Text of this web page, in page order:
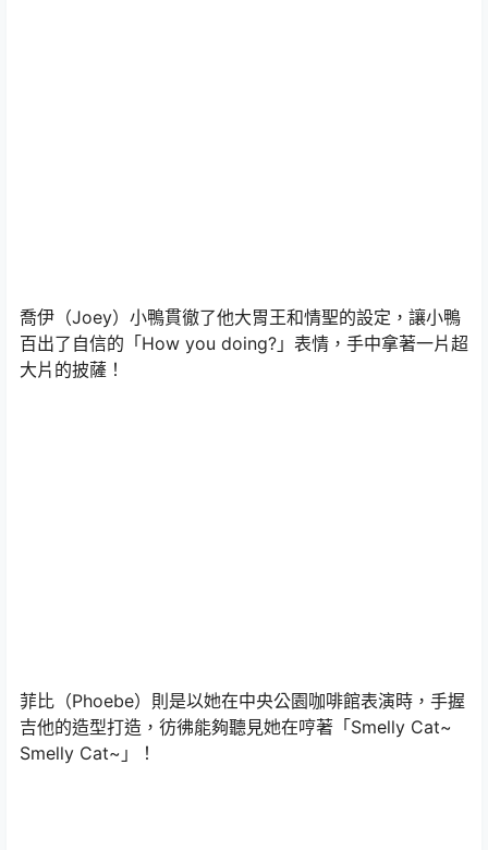
喬伊（Joey）小鴨貫徹了他大胃王和情聖的設定，讓小鴨
百出了自信的「How you doing?」表情，手中拿著一片超
大片的披薩！
菲比（Phoebe）則是以她在中央公園咖啡館表演時，手握
吉他的造型打造，彷彿能夠聽見她在哼著「Smelly Cat~
Smelly Cat~」！